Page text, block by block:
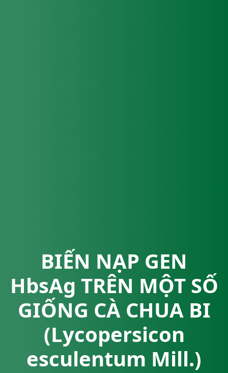
BIẾN NẠP GEN
HbsAg TRÊN MỘT SỐ
GIỐNG CÀ CHUA BI
(Lycopersicon
esculentum Mill.)